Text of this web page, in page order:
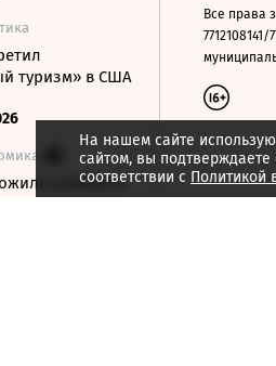
туризм» в США
изменить
На нашем сайте
сайтом, вы подтверждаете
соответствии с Политикой
Все права
7712108141/